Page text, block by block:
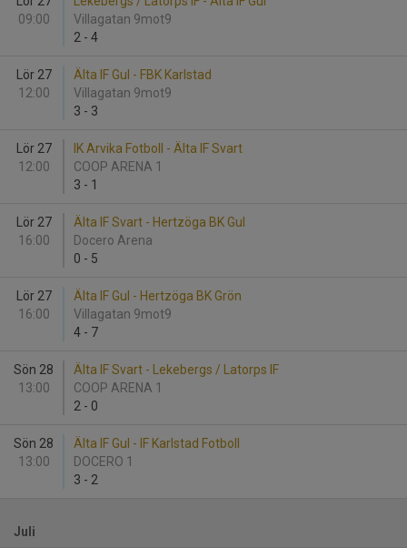
09:00
Villagatan 9mot9
2 - 4
Lör 27
12:00
Älta IF Gul - FBK Karlstad
Villagatan 9mot9
3 - 3
Lör 27
12:00
IK Arvika Fotboll - Älta IF Svart
COOP ARENA 1
3 - 1
Lör 27
16:00
Älta IF Svart - Hertzöga BK Gul
Docero Arena
0 - 5
Lör 27
16:00
Älta IF Gul - Hertzöga BK Grön
Villagatan 9mot9
4 - 7
Sön 28
13:00
Älta IF Svart - Lekebergs / Latorps IF
COOP ARENA 1
2 - 0
Sön 28
13:00
Älta IF Gul - IF Karlstad Fotboll
DOCERO 1
3 - 2
Juli